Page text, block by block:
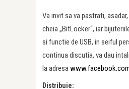
Va invit sa va pastrati,
cheia „BitLocker“, iar
si functie de USB, in seiful
continua discutia, va dau
la adresa
Distribuie: